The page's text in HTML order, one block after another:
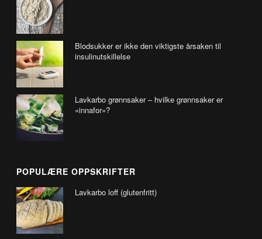
Blodsukker er ikke den viktigste årsaken til
insulinutskillelse
Lavkarbo grønnsaker – hvilke grønnsaker er
«innafor»?
POPULÆRE OPPSKRIFTER
Lavkarbo loff (glutenfritt)